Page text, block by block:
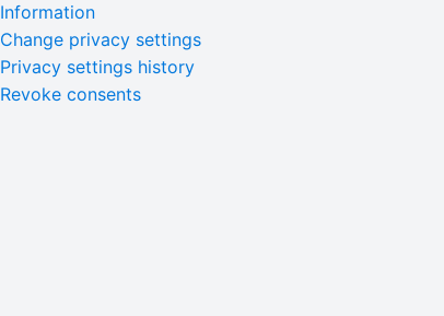
Information
Change privacy settings
Privacy settings history
Revoke consents